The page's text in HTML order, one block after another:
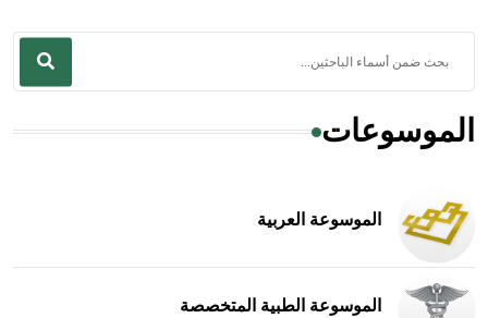
الموسوعات
الموسوعة العربية
الموسوعة الطبية المتخصصة